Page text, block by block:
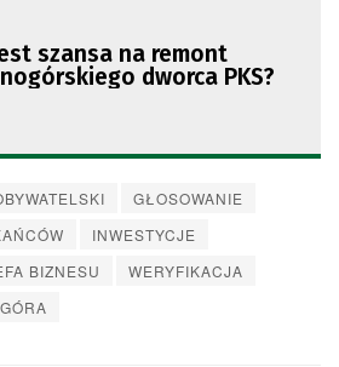
szansa na remont
dworca PKS?
GŁOSOWANIE
INWESTYCJE
BIZNESU
WERYFIKACJA